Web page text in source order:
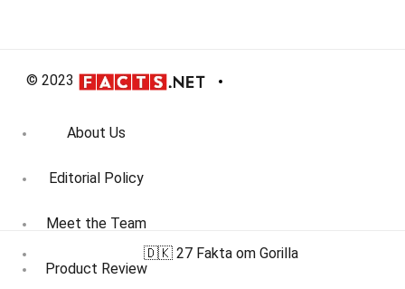
© 2023
About Us
Editorial Policy
Meet the Team
Product Review
🇩🇰 27 Fakta om Gorilla